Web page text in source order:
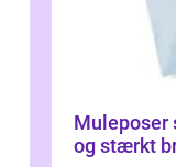
Muleposer
og stærkt